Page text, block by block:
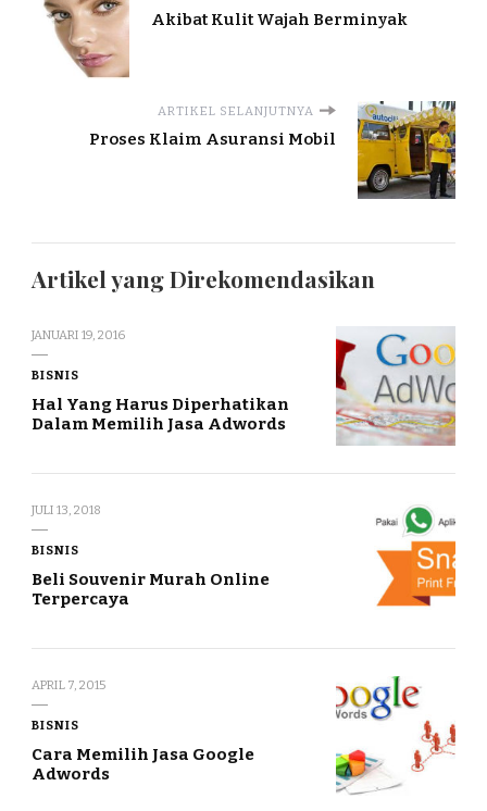
Akibat Kulit Wajah Berminyak
ARTIKEL SELANJUTNYA
Proses Klaim Asuransi Mobil
Artikel yang Direkomendasikan
JANUARI 19, 2016
BISNIS
Hal Yang Harus Diperhatikan
Dalam Memilih Jasa Adwords
JULI 13, 2018
BISNIS
Beli Souvenir Murah Online
Terpercaya
APRIL 7, 2015
BISNIS
Cara Memilih Jasa Google
Adwords